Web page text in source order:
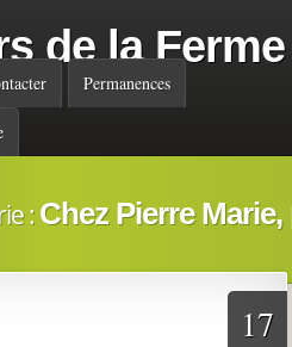
de la Ferme
Permanences
:Chez Pierre
17